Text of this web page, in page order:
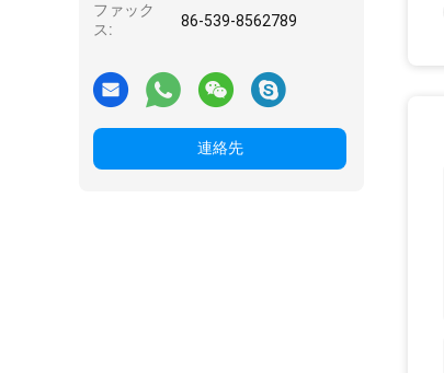
ファック
ス:
86-539-8562789
連絡先